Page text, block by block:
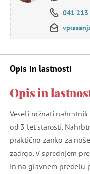
041 213
Opis in lastnosti
Opis in
Veseli rožnati
od 3 let starosti.
praktično zanko za
zadrgo. V sprednjem
in na glavnem predelu